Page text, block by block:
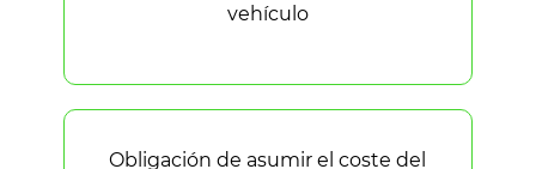
vehículo
Obligación de asumir el coste del